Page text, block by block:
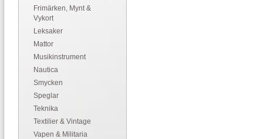
Frimärken, Mynt &
Vykort
Leksaker
Mattor
Musikinstrument
Nautica
Smycken
Speglar
Teknika
Textilier & Vintage
Vapen & Militaria